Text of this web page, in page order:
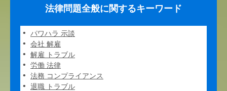
法律問題全般に関するキーワード
パワハラ 示談
会社 解雇
解雇 トラブル
労働 法律
法務 コンプライアンス
退職 トラブル